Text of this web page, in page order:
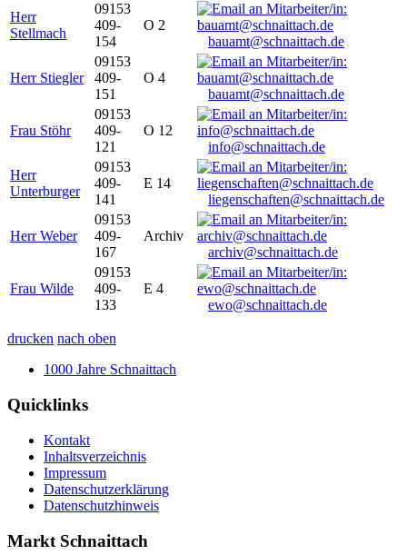
Herr
Stellmach
09153
409-
154
O 2
bauamt@schnaittach.de
Herr Stiegler
09153
409-
151
O 4
bauamt@schnaittach.de
Frau Stöhr
09153
409-
121
O 12
info@schnaittach.de
Herr
Unterburger
09153
409-
141
E 14
liegenschaften@schnaittach.de
Herr Weber
09153
409-
167
Archiv
archiv@schnaittach.de
Frau Wilde
09153
409-
133
E 4
ewo@schnaittach.de
drucken nach oben
1000 Jahre Schnaittach
Quicklinks
Kontakt
Inhaltsverzeichnis
Impressum
Datenschutzerklärung
Datenschutzhinweis
Markt Schnaittach